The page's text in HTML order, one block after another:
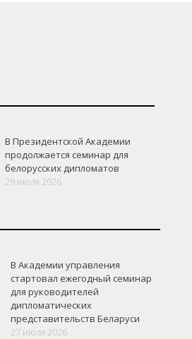
В Президентской Академии
продолжается семинар для
белорусских дипломатов
29 июля 2026
В Академии управления
стартовал ежегодный семинар
для руководителей
дипломатических
представительств Беларуси
27 июля 2026